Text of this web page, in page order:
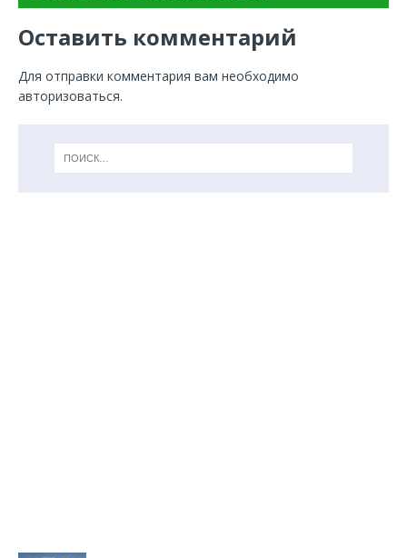
Оставить комментарий
Для отправки комментария вам необходимо
авторизоваться.